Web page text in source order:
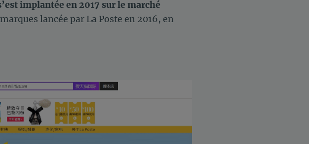
implantée en 2017 sur le marché
lancée par La Poste en 2016, en